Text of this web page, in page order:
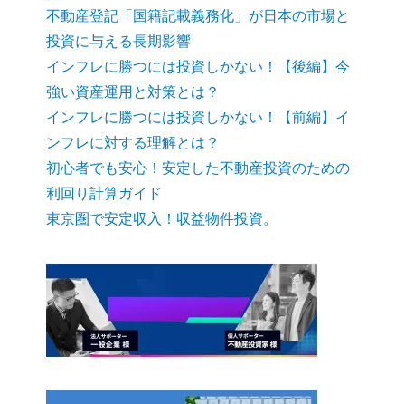
不動産登記「国籍記載義務化」が日本の市場と
投資に与える長期影響
インフレに勝つには投資しかない！【後編】今
強い資産運用と対策とは？
インフレに勝つには投資しかない！【前編】イ
ンフレに対する理解とは？
初心者でも安心！安定した不動産投資のための
利回り計算ガイド
東京圏で安定収入！収益物件投資。